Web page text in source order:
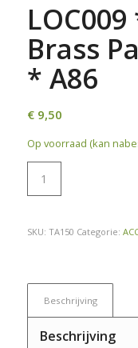
Brass
* A86
€9,50
Op voorraad (kan
SKU: TA150 Categorie:
Beschrijving
Beschrijving